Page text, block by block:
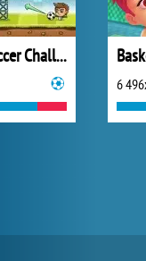
Puppet Soccer Challenge
6